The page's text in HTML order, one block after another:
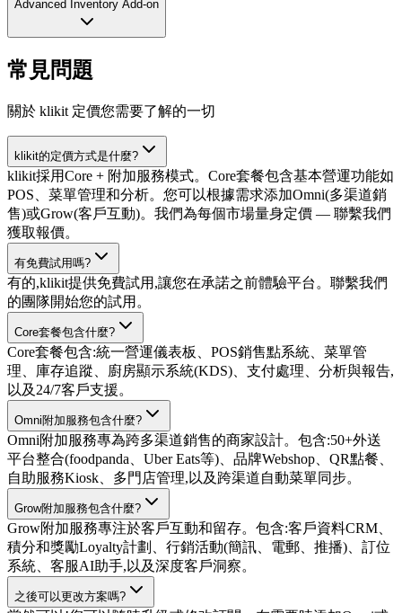
Advanced Inventory Add-on
常見問題
關於 klikit 定價您需要了解的一切
klikit的定價方式是什麼?
klikit採用Core + 附加服務模式。Core套餐包含基本營運功能如
POS、菜單管理和分析。您可以根據需求添加Omni(多渠道銷
售)或Grow(客戶互動)。我們為每個市場量身定價 — 聯繫我們
獲取報價。
有免費試用嗎?
有的,klikit提供免費試用,讓您在承諾之前體驗平台。聯繫我們
的團隊開始您的試用。
Core套餐包含什麼?
Core套餐包含:統一營運儀表板、POS銷售點系統、菜單管
理、庫存追蹤、廚房顯示系統(KDS)、支付處理、分析與報告,
以及24/7客戶支援。
Omni附加服務包含什麼?
Omni附加服務專為跨多渠道銷售的商家設計。包含:50+外送
平台整合(foodpanda、Uber Eats等)、品牌Webshop、QR點餐、
自助服務Kiosk、多門店管理,以及跨渠道自動菜單同步。
Grow附加服務包含什麼?
Grow附加服務專注於客戶互動和留存。包含:客戶資料CRM、
積分和獎勵Loyalty計劃、行銷活動(簡訊、電郵、推播)、訂位
系統、客服AI助手,以及深度客戶洞察。
之後可以更改方案嗎?